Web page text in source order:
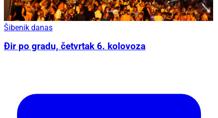
Šibenik danas
Đir po gradu, četvrtak 6. kolovoza